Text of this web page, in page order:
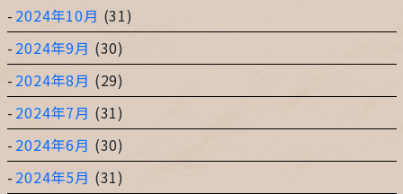
2024年10月 (31)
2024年9月 (30)
2024年8月 (29)
2024年7月 (31)
2024年6月 (30)
2024年5月 (31)